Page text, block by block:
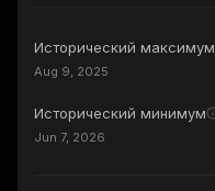
Исторический максимум
Aug 9, 2025
Исторический минимум
Jun 7, 2026